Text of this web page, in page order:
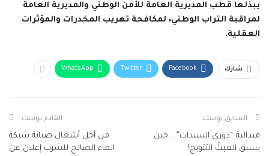
يبذلها قطب المديرية العامة للأمن الوطني والمديرية العامة
لمراقبة التراب الوطني، لمكافحة تهريب المخدرات والمؤثرات
العقلية.
شارك Facebook
Twitter
WhatsApp
السابق بوست
ميدالية “دوري السيدات”… حين
يسبق العبثُ التتويج!
القادم بوست
من أجل أشغال صيانة شبكة
الماء الصالح للشرب إعلان عن